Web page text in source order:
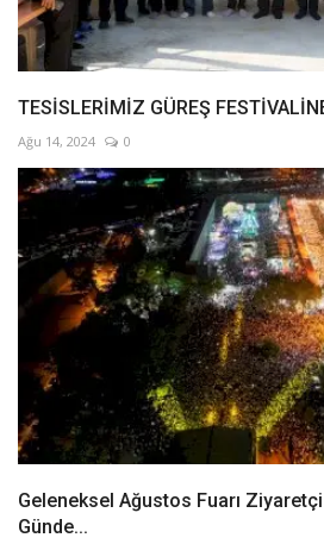
TESİSLERİMİZ GÜREŞ
Ağu 14, 2024 0
Geleneksel Ağustos Fuarı Ziyaretçi
Günde...